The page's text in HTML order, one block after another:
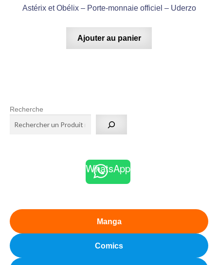
Astérix et Obélix – Porte-monnaie officiel – Uderzo
Ajouter au panier
Recherche
WhatsApp
Manga
Comics